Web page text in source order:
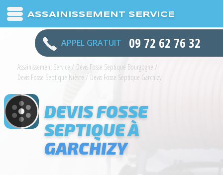
ASSAINISSEMENT SERVICE
APPEL GRATUIT 09 72 62 76 32
Assainissement Service / Devis Fosse Septique Bourgogne /
Devis Fosse Septique Nièvre / Devis Fosse Septique Garchizy
DEVIS FOSSE
SEPTIQUE À
GARCHIZY